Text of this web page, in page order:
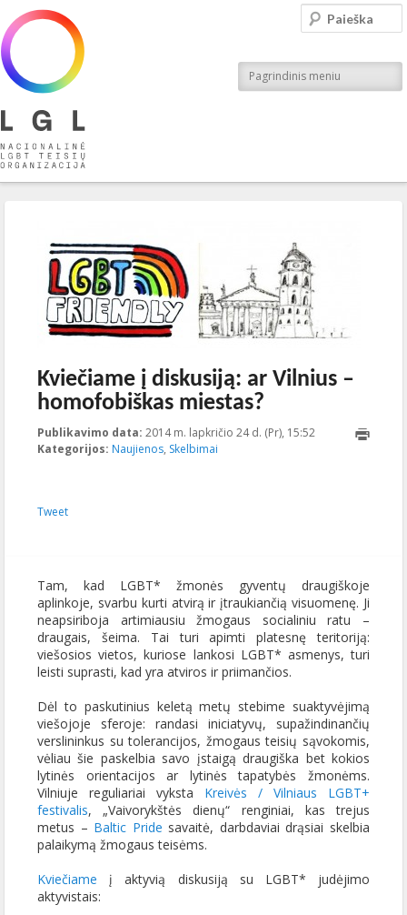
Nacionalinė LGBT teisių organizacija
Pagrindinis meniu
Paieška
Kviečiame į diskusiją: ar Vilnius –
homofobiškas miestas?
Publikavimo data: 2014 m. lapkričio 24 d. (Pr), 15:52 2014-11-
Kategorijos: Naujienos, Skelbimai
Tweet
Tam, kad LGBT* žmonės gyventų draugiškoje
aplinkoje, svarbu kurti atvirą ir įtraukiančią visuomenę. Ji
neapsiriboja artimiausiu žmogaus socialiniu ratu –
draugais, šeima. Tai turi apimti platesnę teritoriją:
viešosios vietos, kuriose lankosi LGBT* asmenys, turi
leisti suprasti, kad yra atviros ir priimančios.
Dėl to paskutinius keletą metų stebime suaktyvėjimą
viešojoje sferoje: randasi iniciatyvų, supažindinančių
verslininkus su tolerancijos, žmogaus teisių sąvokomis,
vėliau šie paskelbia savo įstaigą draugiška bet kokios
lytinės orientacijos ar lytinės tapatybės žmonėms.
Vilniuje reguliariai vyksta Kreivės / Vilniaus LGBT+
festivalis, „Vaivorykštės dienų“ renginiai, kas trejus
metus – Baltic Pride savaitė, darbdaviai drąsiai skelbia
palaikymą žmogaus teisėms.
Kviečiame į aktyvią diskusiją su LGBT* judėjimo
aktyvistais: